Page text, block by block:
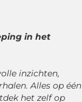
in het
inzichten,
Alles op één
het zelf op